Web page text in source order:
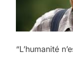
“L’humanité